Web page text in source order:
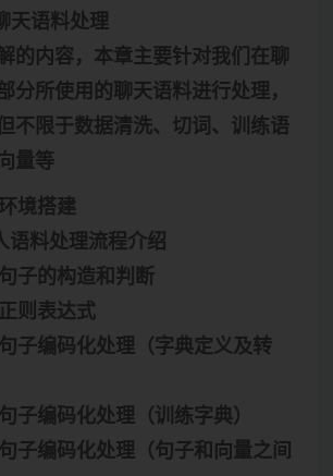
天语料处理
的内容，本章主要针对我们在聊
分所使用的聊天语料进行处理，
不限于数据清洗、切词、训练语
量等
境搭建
语料处理流程介绍
子的构造和判断
则表达式
子编码化处理（字典定义及转
子编码化处理（训练字典）
子编码化处理（句子和向量之间